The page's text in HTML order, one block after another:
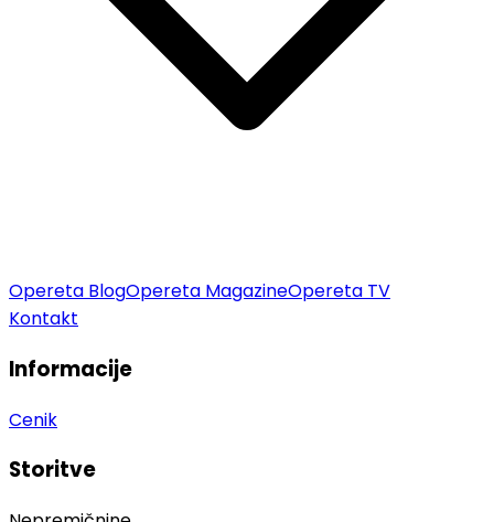
Opereta BlogOpereta MagazineOpereta TV
Kontakt
Informacije
Cenik
Storitve